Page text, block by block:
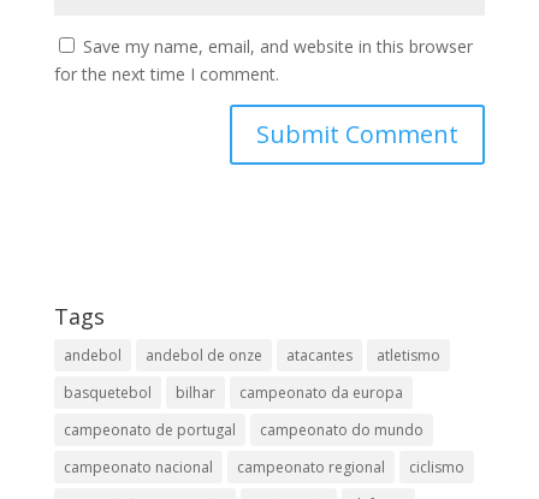
Save my name, email, and website in this browser
for the next time I comment.
Tags
andebol andebol de onze atacantes
atletismo
basquetebol
bilhar
campeonato da europa
campeonato de portugal
campeonato do mundo
campeonato nacional
campeonato regional
ciclismo